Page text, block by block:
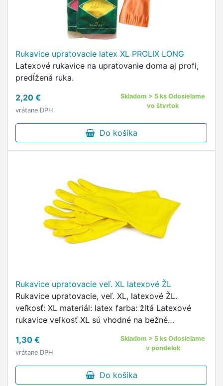
Rukavice upratovacie latex XL PROLIX LONG
Latexové rukavice na upratovanie doma aj profi,
predĺžená ruka.
2,20 €
vrátane DPH
Skladom > 5 ks Odosielame
vo štvrtok
Do košíka
Rukavice upratovacie veľ. XL latexové ŽL
Rukavice upratovacie, veľ. XL, latexové ŽL.
veľkosť: XL materiál: latex farba: žltá Latexové
rukavice veľkosť XL sú vhodné na bežné
1,30 €
vrátane DPH
Skladom > 5 ks Odosielame
v pondelok
Do košíka